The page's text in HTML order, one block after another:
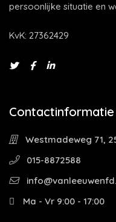
persoonlijke situatie en
KvK: 27362429
Contactinformatie
Westmadeweg 71,
015-8872588
Ma - Vr 9:00 - 17:00